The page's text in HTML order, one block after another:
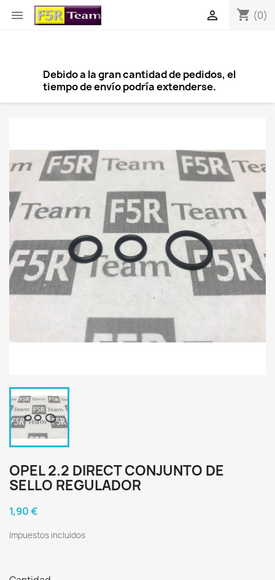
 shopping_cart (0)

Debido a la gran cantidad de pedidos, el
tiempo de envío podría extenderse.
OPEL 2.2 DIRECT CONJUNTO DE
SELLO REGULADOR
1,90 €
Impuestos incluidos